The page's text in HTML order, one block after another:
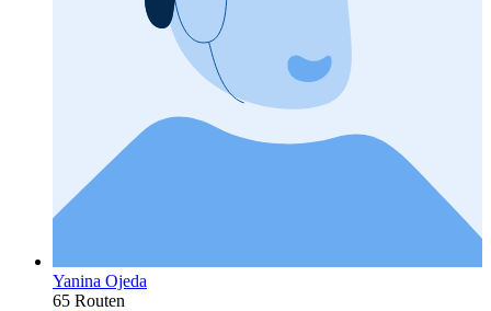
Yanina Ojeda
65 Routen